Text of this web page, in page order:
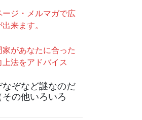
ジ・メルマガで広
来ます。
家があなたに合った
法をアドバイス
ぞなど謎なのだ
の他いろいろ